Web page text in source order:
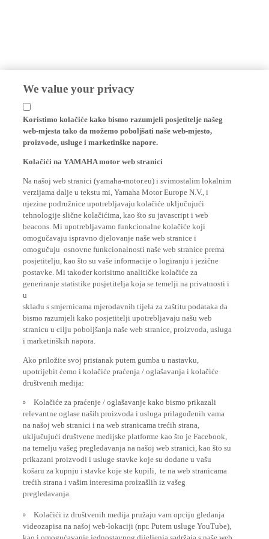
We value your privacy
web-mjesta tako da možemo poboljšati naše web-mjesto,
proizvode, usluge i marketinške napore.
verzijama dalje u tekstu mi, Yamaha Motor Europe N.V., i
njezine podružnice upotrebljavaju kolačiće uključujući
tehnologije slične kolačićima, kao što su javascript i web
beacons. Mi upotrebljavamo funkcionalne kolačiće koji
omogučavaju ispravno djelovanje naše web stranice i
omogučuju osnovne funkcionalnosti naše web stranice prema
posjetitelju, kao što su vaše informacije o logiranju i jezične
postavke. Mi također korisitmo analitičke kolačiće za
generiranje statistike posjetitelja koja se temelji na privatnosti i
u
bismo razumjeli kako posjetitelji upotrebljavaju našu web
stranicu u cilju poboljšanja naše web stranice, proizvoda, usluga
i marketinških napora.
upotrijebit ćemo i kolačiće praćenja / oglašavanja i kolačiće
društvenih medija:
relevantne oglase naših proizvoda i usluga prilagođenih vama
na našoj web stranici i na web stranicama trećih strana,
uključujući društvene medijske platforme kao što je Facebook,
na temelju vašeg pregledavanja na našoj web stranici, kao što su
prikazani proizvodi i usluge stavke koje su dodane u vašu
košaru za kupnju i stavke koje ste kupili, te na web stranicama
trećih strana i vašim interesima proizašlih iz vašeg
videozapisa na našoj web-lokaciji (npr. Putem usluge YouTube),
kao i omogućavanje jednostavnog dijeljenja sadržaja s naše web